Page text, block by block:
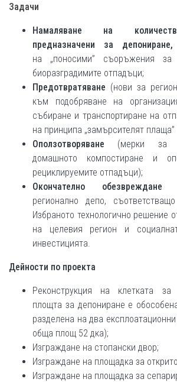
Задачи
Намаляване на
предназначени за депониране,
на „поносими” съоръжения за
биоразградимите отпадъци;
Предотвратяване (нови за
към подобряване на
събиране и транспортиране на
на принципа „замърсителят плаща”
Оползотворяване (мерки за
домашното компостиране и
рециклируемите отпадъци);
Окончателно обезвреждане
регионално депо,
Избраното технологично решение
на целевия регион и
инвестицията.
Дейности по проекта
Реконструкция на клетката за
площта за депониране е
разделена на два
обща площ 52 дка);
Изграждане на стопански двор;
Изграждане на площадка за
Изграждане на площадка за